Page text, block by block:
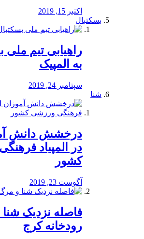
اکتبر 15, 2019
بسکتبال
راهیابی تیم ملی
به المپیک
سپتامبر 24, 2019
شنا
درخشش دانش
در المپیاد
کشور
آگوست 23, 2019
️فاصله نزدیک
رودخانه کرج